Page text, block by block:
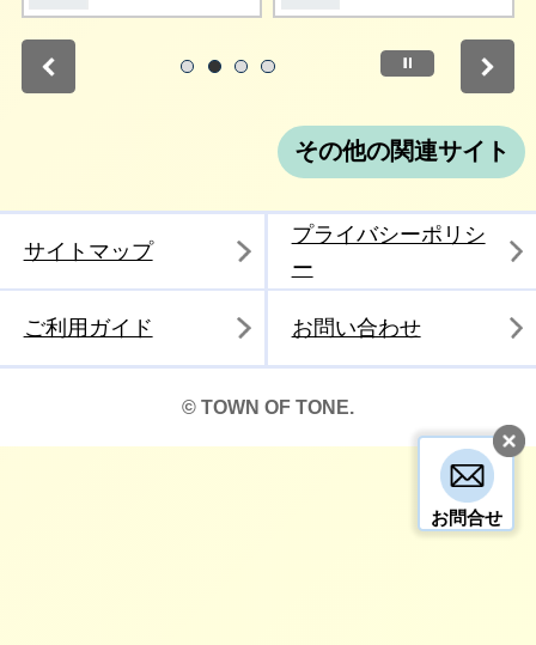
お問合せ
停止
その他の関連サイト
サイトマップ
プライバシーポリシ
ー
ご利用ガイド お問い合わせ
© TOWN OF TONE.